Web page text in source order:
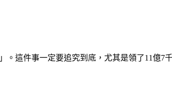
這件事一定要追究到底，尤其是領了11億